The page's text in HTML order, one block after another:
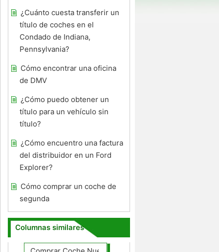
¿Cuánto cuesta transferir un
título de coches en el
Condado de Indiana,
Pennsylvania?
Cómo encontrar una oficina
de DMV
¿Cómo puedo obtener un
título para un vehículo sin
título?
¿Cómo encuentro una factura
del distribuidor en un Ford
Explorer?
Cómo comprar un coche de
segunda
Columnas similares